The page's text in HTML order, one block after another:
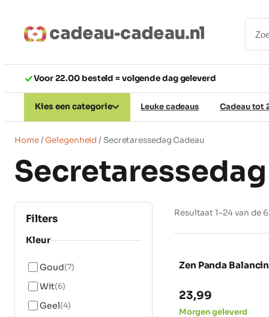
Voor 22.00 besteld = volgende dag geleverd
Kies een categorie Leuke cadeaus Cadeau tot
Home/Gelegenheid / Secretaressedag Cadeau
Resultaat 1–24 van de
Zen Panda
23,99
Morgen geleverd
Filters
Kleur
Goud(7)
Wit(6)
Geel(4)